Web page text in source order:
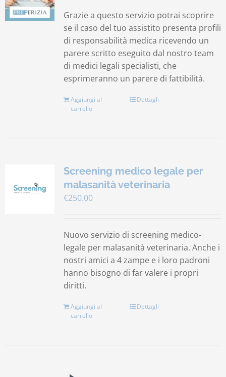
Grazie a questo servizio potrai scoprire
se il caso del tuo assistito presenta profili
di responsabilità medica ricevendo un
parere scritto eseguito dal nostro team
di medici legali specialisti, che
esprimeranno un parere di fattibilità.
Aggiungi al
carrello
Dettagli
Screening medico legale per
malasanità veterinaria
€250.00
Nuovo servizio di screening medico-
legale per malasanità veterinaria. Anche i
nostri amici a 4 zampe e i loro padroni
hanno bisogno di far valere i propri
diritti.
Aggiungi al
carrello
Dettagli